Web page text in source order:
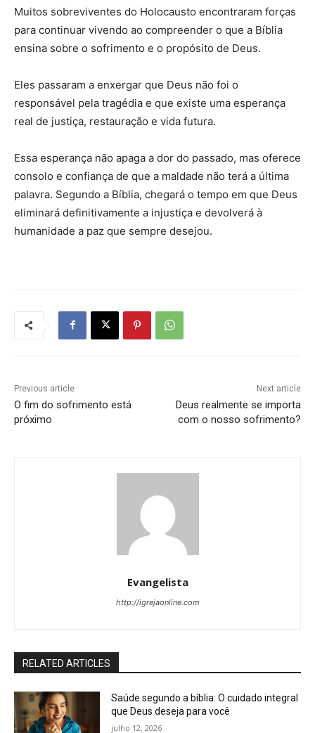
Muitos sobreviventes do Holocausto encontraram forças
para continuar vivendo ao compreender o que a Bíblia
ensina sobre o sofrimento e o propósito de Deus.
Eles passaram a enxergar que Deus não foi o
responsável pela tragédia e que existe uma esperança
real de justiça, restauração e vida futura.
Essa esperança não apaga a dor do passado, mas oferece
consolo e confiança de que a maldade não terá a última
palavra. Segundo a Bíblia, chegará o tempo em que Deus
eliminará definitivamente a injustiça e devolverá à
humanidade a paz que sempre desejou.
Previous article
O fim do sofrimento está
próximo
Next article
Deus realmente se importa
com o nosso sofrimento?
Evangelista
http://igrejaonline.com
RELATED ARTICLES
Saúde segundo a bíblia: O cuidado integral
que Deus deseja para você
julho 12, 2026